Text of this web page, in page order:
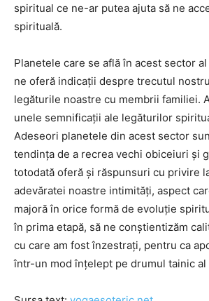
spiritual ce ne-ar putea ajuta să ne
spirituală.
Planetele care se află în acest sector
ne oferă indicaţii despre trecutul
legăturile noastre cu membrii familiei.
unele semnificaţii ale legăturilor
Adeseori planetele din acest sector
tendinţa de a recrea vechi obiceiuri şi
totodată oferă şi răspunsuri cu privire
adevăratei noastre intimităţi, aspect
majoră în orice formă de evoluţie
în prima etapă, să ne conştientizăm
cu care am fost înzestraţi, pentru ca
într-un mod înţelept pe drumul tainic